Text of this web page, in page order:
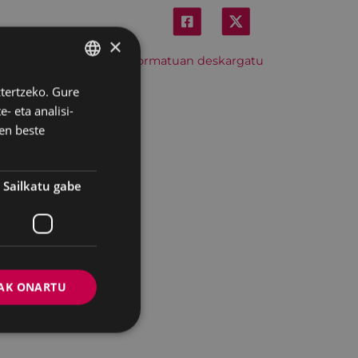
Hitzordu hau iCal formatuan deskargatu
BASQUE
SPANISH
×
Gure
eta analisi-
beste
Sailkatu gabe
ONARTU